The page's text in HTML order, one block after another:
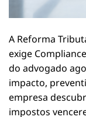
A Reforma
exige
do advogado
impacto,
empresa
impostos